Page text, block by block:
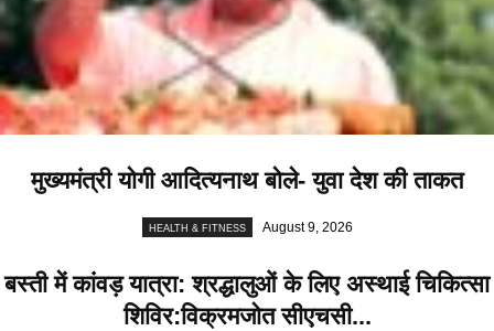
मुख्यमंत्री योगी आदित्यनाथ बोले- युवा देश की ताकत
HEALTH & FITNESS August 9, 2026
बस्ती में कांवड़ यात्रा: श्रद्धालुओं के लिए अस्थाई चिकित्सा
शिविर:विक्रमजोत सीएचसी...